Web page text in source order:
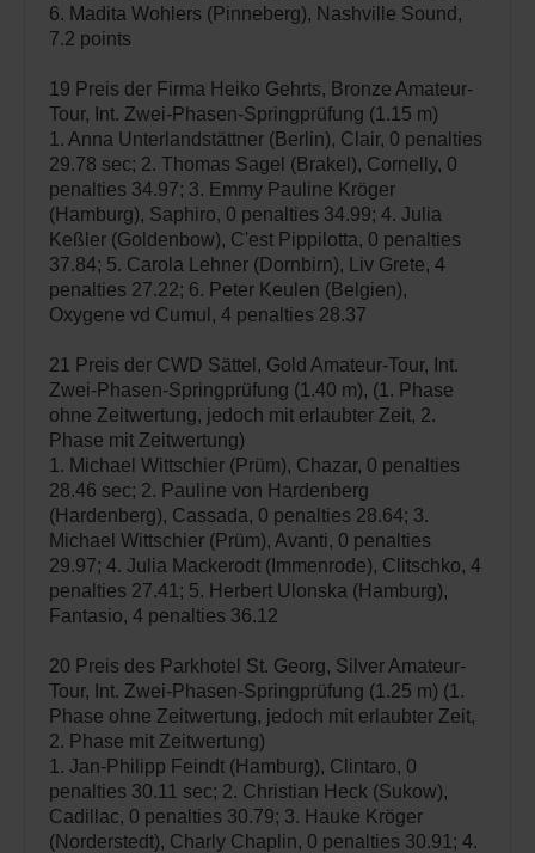
6. Madita Wohlers (Pinneberg), Nashville Sound,
7.2 points
19 Preis der Firma Heiko Gehrts, Bronze Amateur-
Tour, Int. Zwei-Phasen-Springprüfung (1.15 m)
1. Anna Unterlandstättner (Berlin), Clair, 0 penalties
29.78 sec; 2. Thomas Sagel (Brakel), Cornelly, 0
penalties 34.97; 3. Emmy Pauline Kröger
(Hamburg), Saphiro, 0 penalties 34.99; 4. Julia
Keßler (Goldenbow), C'est Pippilotta, 0 penalties
37.84; 5. Carola Lehner (Dornbirn), Liv Grete, 4
penalties 27.22; 6. Peter Keulen (Belgien),
Oxygene vd Cumul, 4 penalties 28.37
21 Preis der CWD Sättel, Gold Amateur-Tour, Int.
Zwei-Phasen-Springprüfung (1.40 m), (1. Phase
ohne Zeitwertung, jedoch mit erlaubter Zeit, 2.
Phase mit Zeitwertung)
1. Michael Wittschier (Prüm), Chazar, 0 penalties
28.46 sec; 2. Pauline von Hardenberg
(Hardenberg), Cassada, 0 penalties 28.64; 3.
Michael Wittschier (Prüm), Avanti, 0 penalties
29.97; 4. Julia Mackerodt (Immenrode), Clitschko, 4
penalties 27.41; 5. Herbert Ulonska (Hamburg),
Fantasio, 4 penalties 36.12
20 Preis des Parkhotel St. Georg, Silver Amateur-
Tour, Int. Zwei-Phasen-Springprüfung (1.25 m) (1.
Phase ohne Zeitwertung, jedoch mit erlaubter Zeit,
2. Phase mit Zeitwertung)
1. Jan-Philipp Feindt (Hamburg), Clintaro, 0
penalties 30.11 sec; 2. Christian Heck (Sukow),
Cadillac, 0 penalties 30.79; 3. Hauke Kröger
(Norderstedt), Charly Chaplin, 0 penalties 30.91; 4.